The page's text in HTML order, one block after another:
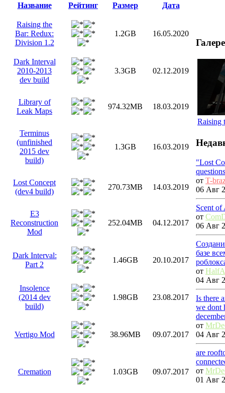
Название Рейтинг Размер Дата
Raising the
Bar: Redux:
Division 1.2
1.2GB 16.05.2020
Dark Interval
2010-2013
dev build
3.3GB 02.12.2019
Library of
Leak Maps
974.32MB 18.03.2019
Terminus
(unfinished
2015 dev
build)
1.3GB 16.03.2019
Lost Concept
(dev4 build)
270.73MB 14.03.2019
E3
Reconstruction
Mod
252.04MB 04.12.2017
Dark Interval:
Part 2
1.46GB 20.10.2017
Insolence
(2014 dev
build)
1.98GB 23.08.2017
Vertigo Mod 38.96MB 09.07.2017
Cremation 1.03GB 09.07.2017
Raising
"Lost
questions
от T-
06 Авг
Scent of
от
06 Авг
базе
от
04 Авг
Is there
we dont
от
04 Авг
are
от
01 Авг